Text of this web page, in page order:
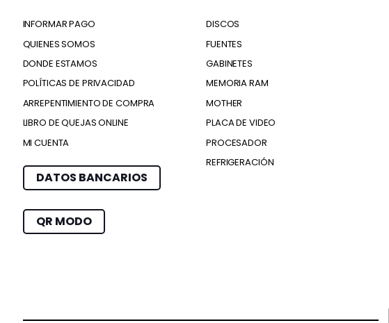
INFORMAR PAGO
QUIENES SOMOS
DONDE ESTAMOS
POLÍTICAS DE PRIVACIDAD
ARREPENTIMIENTO DE COMPRA
LIBRO DE QUEJAS ONLINE
MI CUENTA
DATOS BANCARIOS
QR MODO
DISCOS
FUENTES
GABINETES
MEMORIA RAM
MOTHER
PLACA DE VIDEO
PROCESADOR
REFRIGERACIÓN